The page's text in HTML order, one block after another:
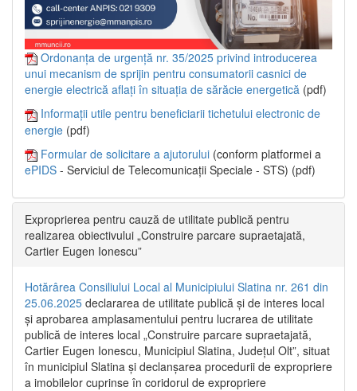
Ordonanța de urgență nr. 35/2025 privind introducerea
unui mecanism de sprijin pentru consumatorii casnici de
energie electrică aflați în situația de sărăcie energetică (pdf)
Informații utile pentru beneficiarii tichetului electronic de
energie (pdf)
Formular de solicitare a ajutorului (conform platformei a
ePIDS - Serviciul de Telecomunicații Speciale - STS) (pdf)
Exproprierea pentru cauză de utilitate publică pentru
realizarea obiectivului „Construire parcare supraetajată,
Cartier Eugen Ionescu”
Hotărârea Consiliului Local al Municipiului Slatina nr. 261 din
25.06.2025 declararea de utilitate publică și de interes local
și aprobarea amplasamentului pentru lucrarea de utilitate
publică de interes local „Construire parcare supraetajată,
Cartier Eugen Ionescu, Municipiul Slatina, Județul Olt”, situat
în municipiul Slatina și declanșarea procedurii de expropriere
a imobilelor cuprinse în coridorul de expropriere